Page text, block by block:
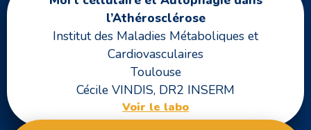
l’Athérosclérose
Institut des Maladies Métaboliques et
Cardiovasculaires
Toulouse
Cécile VINDIS, DR2 INSERM
Voir le labo